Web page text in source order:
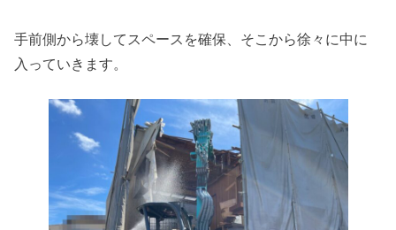
手前側から壊してスペースを確保、そこから徐々に中に
入っていきます。